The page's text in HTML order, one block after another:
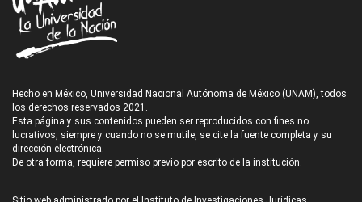
Hecho en México, Universidad Nacional Autónoma de México (UNAM), todos
los derechos reservados 2021.
Esta página y sus contenidos pueden ser reproducidos con fines no
lucrativos, siempre y cuando no se mutile, se cite la fuente completa y su
dirección electrónica.
De otra forma, requiere permiso previo por escrito de la institución.